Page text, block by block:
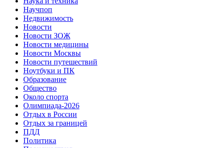
Научпоп
Недвижимость
Новости
Новости ЗОЖ
Новости медицины
Новости Москвы
Новости путешествий
Ноутбуки и ПК
Образование
Общество
Около спорта
Олимпиада-2026
Отдых в России
Отдых за границей
ПДД
Политика